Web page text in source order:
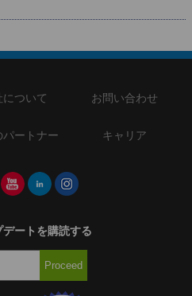
について お問い合わせ
パートナー キャリア
ートを購読する